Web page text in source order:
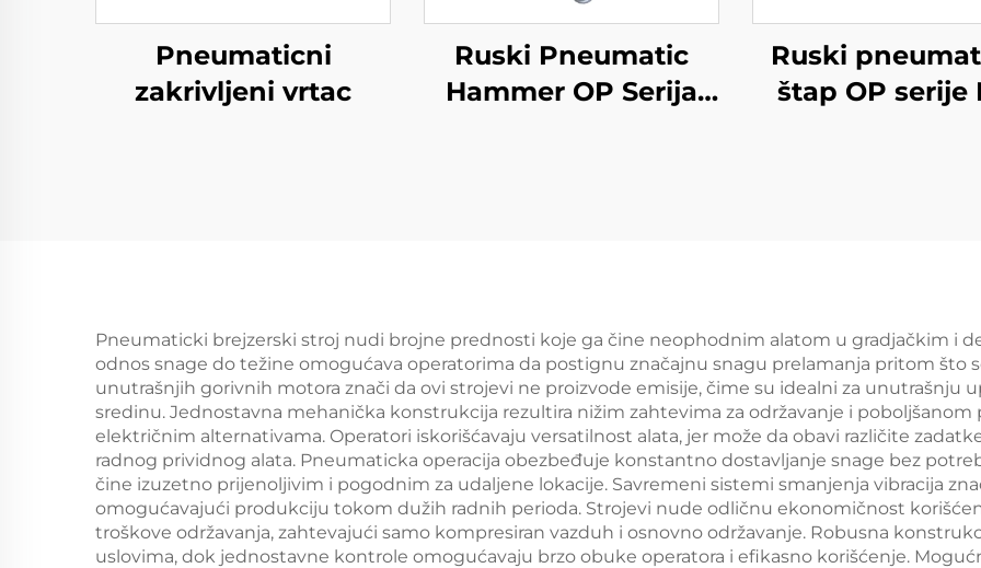
Pneumaticni
zakrivljeni vrtac
Ruski Pneumatic
Hammer OP Serija
Ruski
štap OP serije
Pneumaticki brejzerski stroj nudi brojne prednosti koje ga čine neophodnim alatom u gradjačkim i
odnos snage do težine omogućava operatorima da postignu značajnu snagu prelamanja pritom što
unutrašnjih gorivnih motora znači da ovi strojevi ne proizvode emisije, čime su idealni za unutrašnju
sredinu. Jednostavna mehanička konstrukcija rezultira nižim zahtevima za održavanje i
električnim alternativama. Operatori iskorišćavaju versatilnost alata, jer može da obavi različite
radnog prividnog alata. Pneumaticka operacija obezbeđuje konstantno dostavljanje snage bez
čine izuzetno prijenoljivim i pogodnim za udaljene lokacije. Savremeni sistemi smanjenja vibracija
omogućavajući produkciju tokom dužih radnih perioda. Strojevi nude odličnu ekonomičnost
troškove održavanja, zahtevajući samo kompresiran vazduh i osnovno održavanje. Robusna
uslovima, dok jednostavne kontrole omogućavaju brzo obuke operatora i efikasno korišćenje.